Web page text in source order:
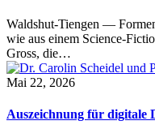
Waldshut-Tiengen —
wie aus einem Science-
Gross, die…
Mai 22, 2026
Auszeichnung für digitale